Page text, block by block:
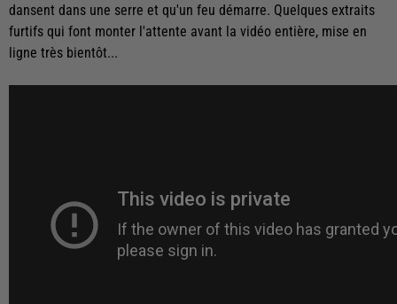
dansent dans une serre et qu'un feu démarre. Quelques extraits
furtifs qui font monter l'attente avant la vidéo entière, mise en
ligne très bientôt...